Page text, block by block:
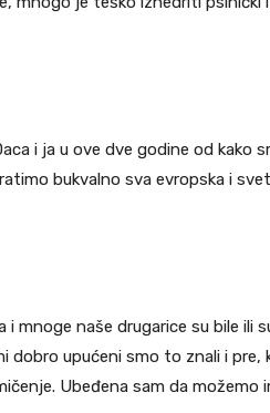
i ja u ove dve godine od kako
bukvalno sva evropska i
i mnoge naše drugarice su bile ili
dobro upućeni smo to znali i pre,
Ubeđena sam da možemo